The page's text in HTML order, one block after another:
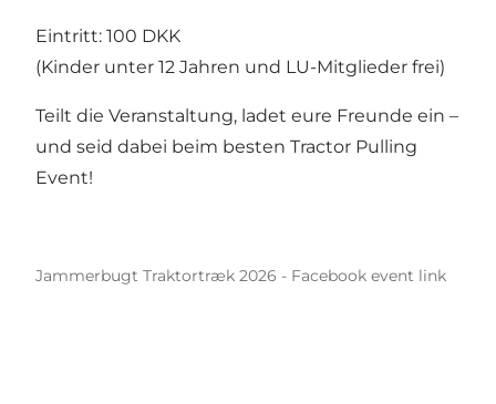
Eintritt: 100 DKK
(Kinder unter 12 Jahren und LU-Mitglieder frei)
Teilt die Veranstaltung, ladet eure Freunde ein –
und seid dabei beim besten Tractor Pulling
Event!
Jammerbugt Traktortræk 2026 - Facebook event link